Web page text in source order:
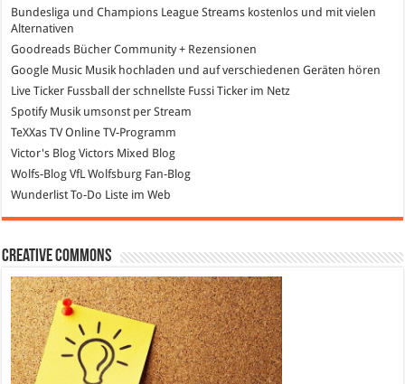
Bundesliga und Champions League Streams kostenlos und mit vielen
Alternativen
Goodreads Bücher Community + Rezensionen
Google Music Musik hochladen und auf verschiedenen Geräten hören
Live Ticker Fussball
der schnellste Fussi Ticker im Netz
SpotifyMusik umsonst per Stream
TeXXas TVOnline TV-Programm
Victor's Blog Victors Mixed Blog
Wolfs-Blog VfL Wolfsburg Fan-Blog
WunderlistTo-Do Liste im Web
Creative Commons